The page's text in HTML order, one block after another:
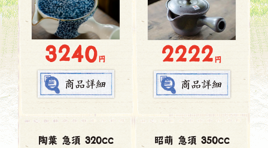
3240円 2222円
陶葉 急須 320cc 昭萌 急須 350cc